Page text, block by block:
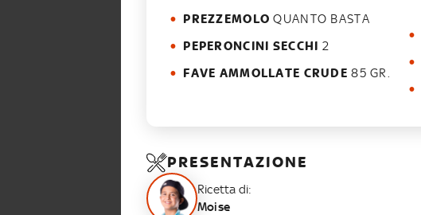
PREZZEMOLO QUANTO BASTA
PEPERONCINI SECCHI 2
FAVE AMMOLLATE CRUDE 85 GR.
PRESENTAZIONE
Ricetta di:
Moise